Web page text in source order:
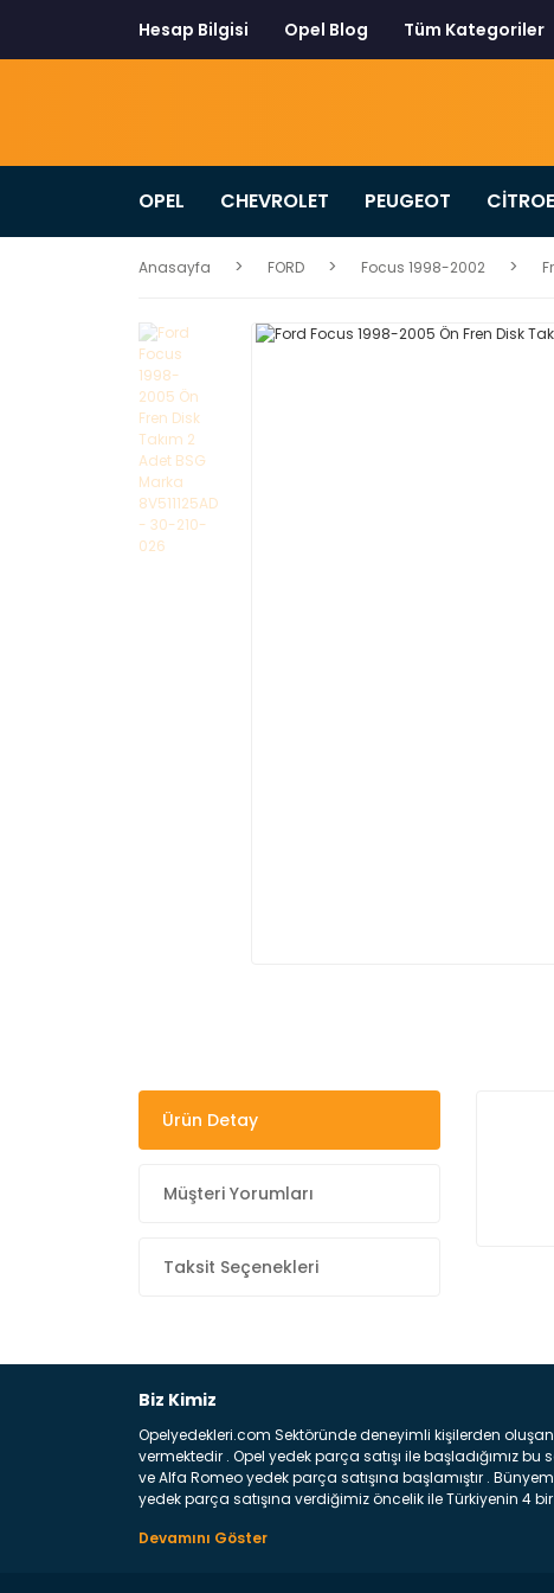
Hesap Bilgisi Opel Blog Tüm Kategoriler
OPEL CHEVROLET PEUGEOT
Anasayfa FORD Focus 1998-2002
Ürün Detay
Müşteri Yorumları
Taksit Seçenekleri
Biz Kimiz
Opelyedekleri.com Sektöründe deneyimli kişilerden
vermektedir . Opel yedek parça satışı ile başladığımız
ve Alfa Romeo yedek parça satışına başlamıştır .
yedek parça satışına verdiğimiz öncelik ile Türkiyenin 4
belirttiğimiz parçalar sizlere fikir sağlayacaktır. Ön